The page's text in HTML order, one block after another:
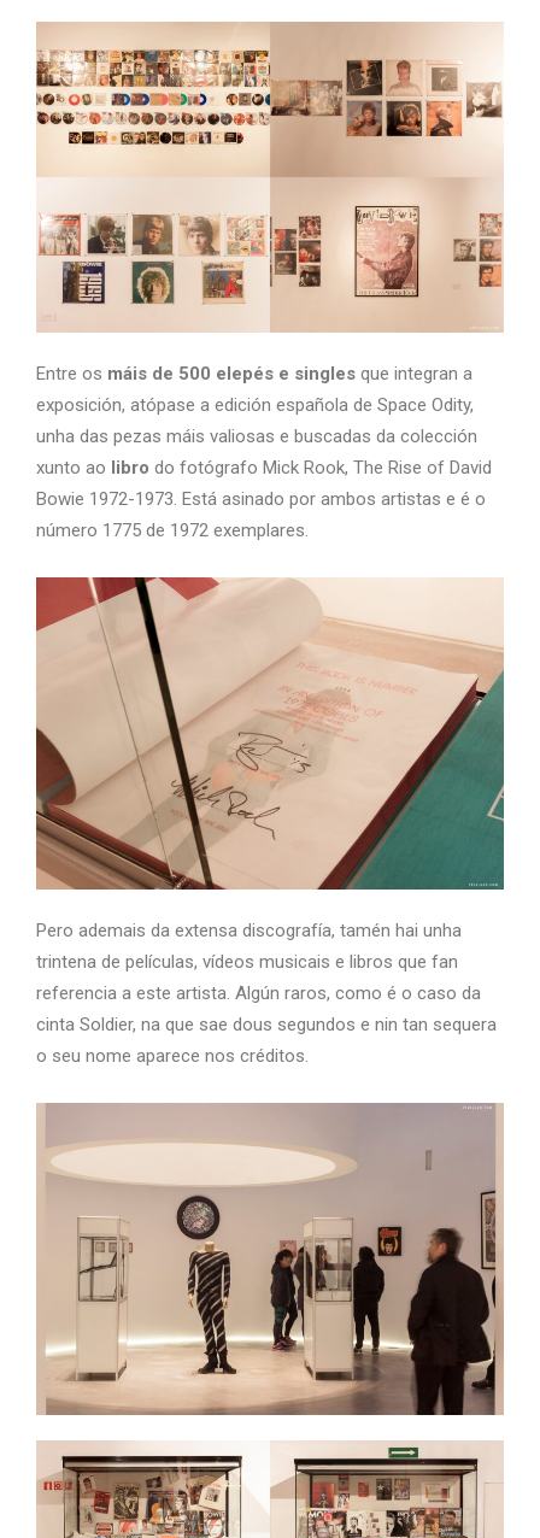
Entre os máis de 500 elepés e singles que integran a
exposición, atópase a edición española de Space Odity,
unha das pezas máis valiosas e buscadas da colección
xunto ao libro do fotógrafo Mick Rook, The Rise of David
Bowie 1972-1973. Está asinado por ambos artistas e é o
número 1775 de 1972 exemplares.
Pero ademais da extensa discografía, tamén hai unha
trintena de películas, vídeos musicais e libros que fan
referencia a este artista. Algún raros, como é o caso da
cinta Soldier, na que sae dous segundos e nin tan sequera
o seu nome aparece nos créditos.